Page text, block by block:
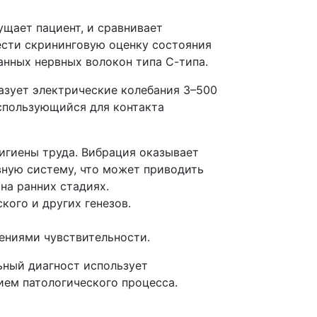
пациент, и сравнивает
скрининговую оценку состояния
нервных волокон типа С-типа.
электрические колебания 3–500
для контакта
труда. Вибрация оказывает
систему, что может приводить
ранних стадиях.
и других генезов.
чувствительности.
диагност использует
патологического процесса.